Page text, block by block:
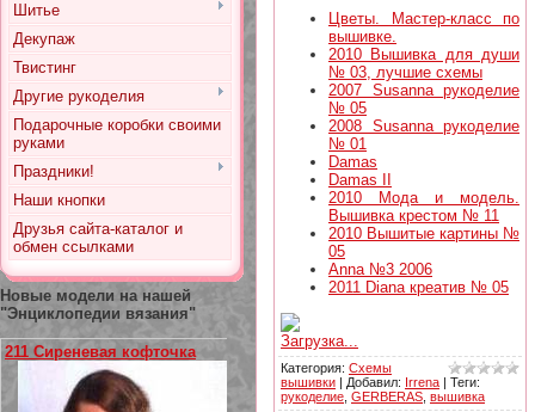
Шитье
Декупаж
Твистинг
Другие рукоделия
Подарочные коробки своими
руками
Праздники!
Наши кнопки
Друзья сайта-каталог и
обмен ссылками
Новые модели на нашей
"Энциклопедии вязания"
211 Сиреневая кофточка
Цветы. Мастер-класс по
вышивке.
2010 Вышивка для души
№ 03, лучшие схемы
2007 Susanna рукоделие
№ 05
2008 Susanna рукоделие
№ 01
Damas
Damas II
2010 Мода и модель.
Вышивка крестом № 11
2010 Вышитые картины №
05
Anna №3 2006
2011 Diana креатив № 05
Загрузка...
Категория: Схемы
вышивки | Добавил: Irrena | Теги:
рукоделие GERBERAS вышивка